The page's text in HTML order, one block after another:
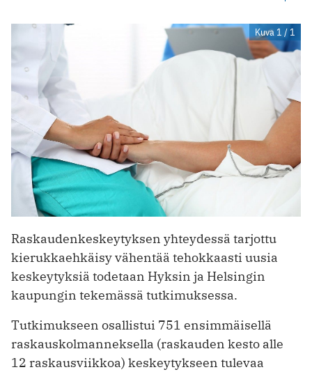
Kuva 1 / 1
Raskaudenkeskeytyksen yhteydessä tarjottu
kierukkaehkäisy vähentää tehokkaasti uusia
keskeytyksiä todetaan Hyksin ja Helsingin
kaupungin tekemässä tutkimuksessa.
Tutkimukseen osallistui 751 ensimmäisellä
raskauskolmanneksella (raskauden kesto alle
12 raskausviikkoa) keskeytykseen tulevaa